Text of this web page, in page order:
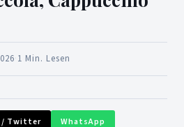
1 Min. Lesen
/ Twitter WhatsApp